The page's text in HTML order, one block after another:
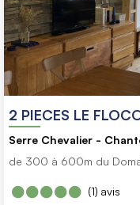
2 PIECES LE
Serre Chevalier -
de 300 à 600m du
avis
(1)